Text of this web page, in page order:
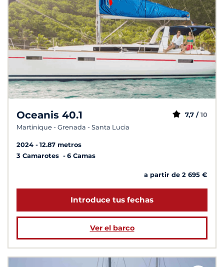
Oceanis 40.1
Martinique - Grenada - Santa Lucia
7,7 / 10
2024
12.87 metros
3 Camarotes
6 Camas
a partir de 2 695 €
Introduce tus fechas
Ver el barco